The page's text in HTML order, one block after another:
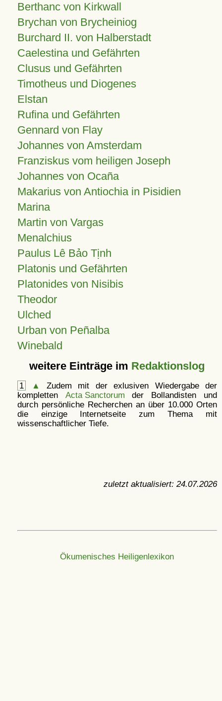
Berthanc von Kirkwall
Brychan von Brycheiniog
Burchard II. von Halberstadt
Caelestina und Gefährten
Clusus und Gefährten
Timotheus und Diogenes
Elstan
Rufina und Gefährten
Gennard von Flay
Johannes von Amsterdam
Franziskus vom heiligen Joseph
Johannes von Ocaña
Makarius von Antiochia in Pisidien
Marina
Martin von Vargas
Menalchius
Paulus Lê Bảo Tịnh
Platonis und Gefährten
Platonides von Nisibis
Theodor
Ulched
Urban von Peñalba
Winebald
weitere Einträge im Redaktionslog
1 ▲
Zudem mit der exlusiven Wiedergabe der
kompletten Acta Sanctorum der Bollandisten und
durch persönliche Recherchen an über 10.000 Orten
die einzige Internetseite zum Thema mit
wissenschaftlicher Tiefe.
zuletzt aktualisiert: 24.07.2026
Ökumenisches Heiligenlexikon